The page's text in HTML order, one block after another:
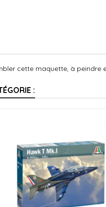
cette maquette, à peindre
: